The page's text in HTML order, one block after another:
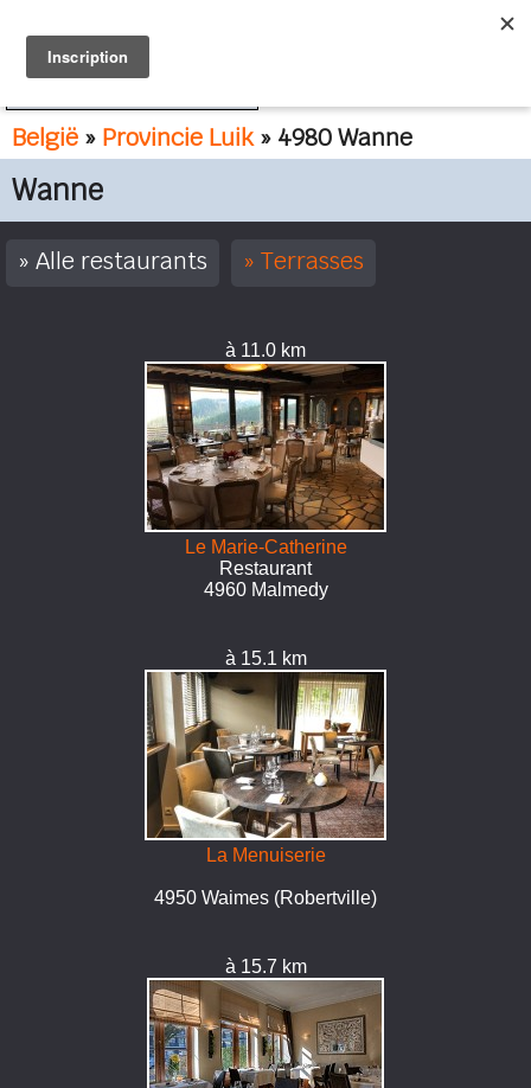
België » Provincie Luik» 4980 Wanne
Wanne
Alle restaurants Terrasses
à 11.0 km
Le Marie-Catherine
Restaurant
4960 Malmedy
à 15.1 km
La Menuiserie
4950 Waimes (Robertville)
à 15.7 km